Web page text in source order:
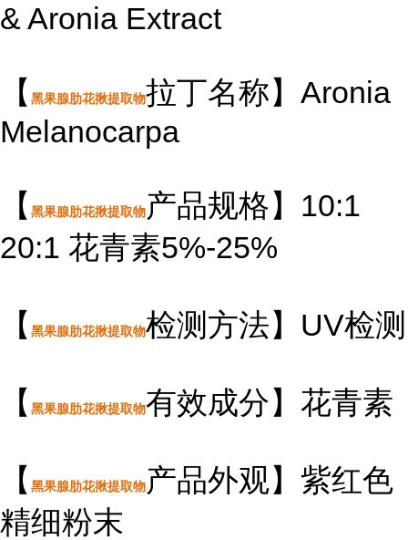
& Aronia Extract
【 黑果腺肋花揪提取物拉丁名称】Aronia
Melanocarpa
【 黑果腺肋花揪提取物 产品规格】10:1
20:1 花青素5%-25%
【 黑果腺肋花揪提取物检测方法】UV检测
【 黑果腺肋花揪提取物有效成分】花青素
【 黑果腺肋花揪提取物 产品外观】紫红色
精细粉末